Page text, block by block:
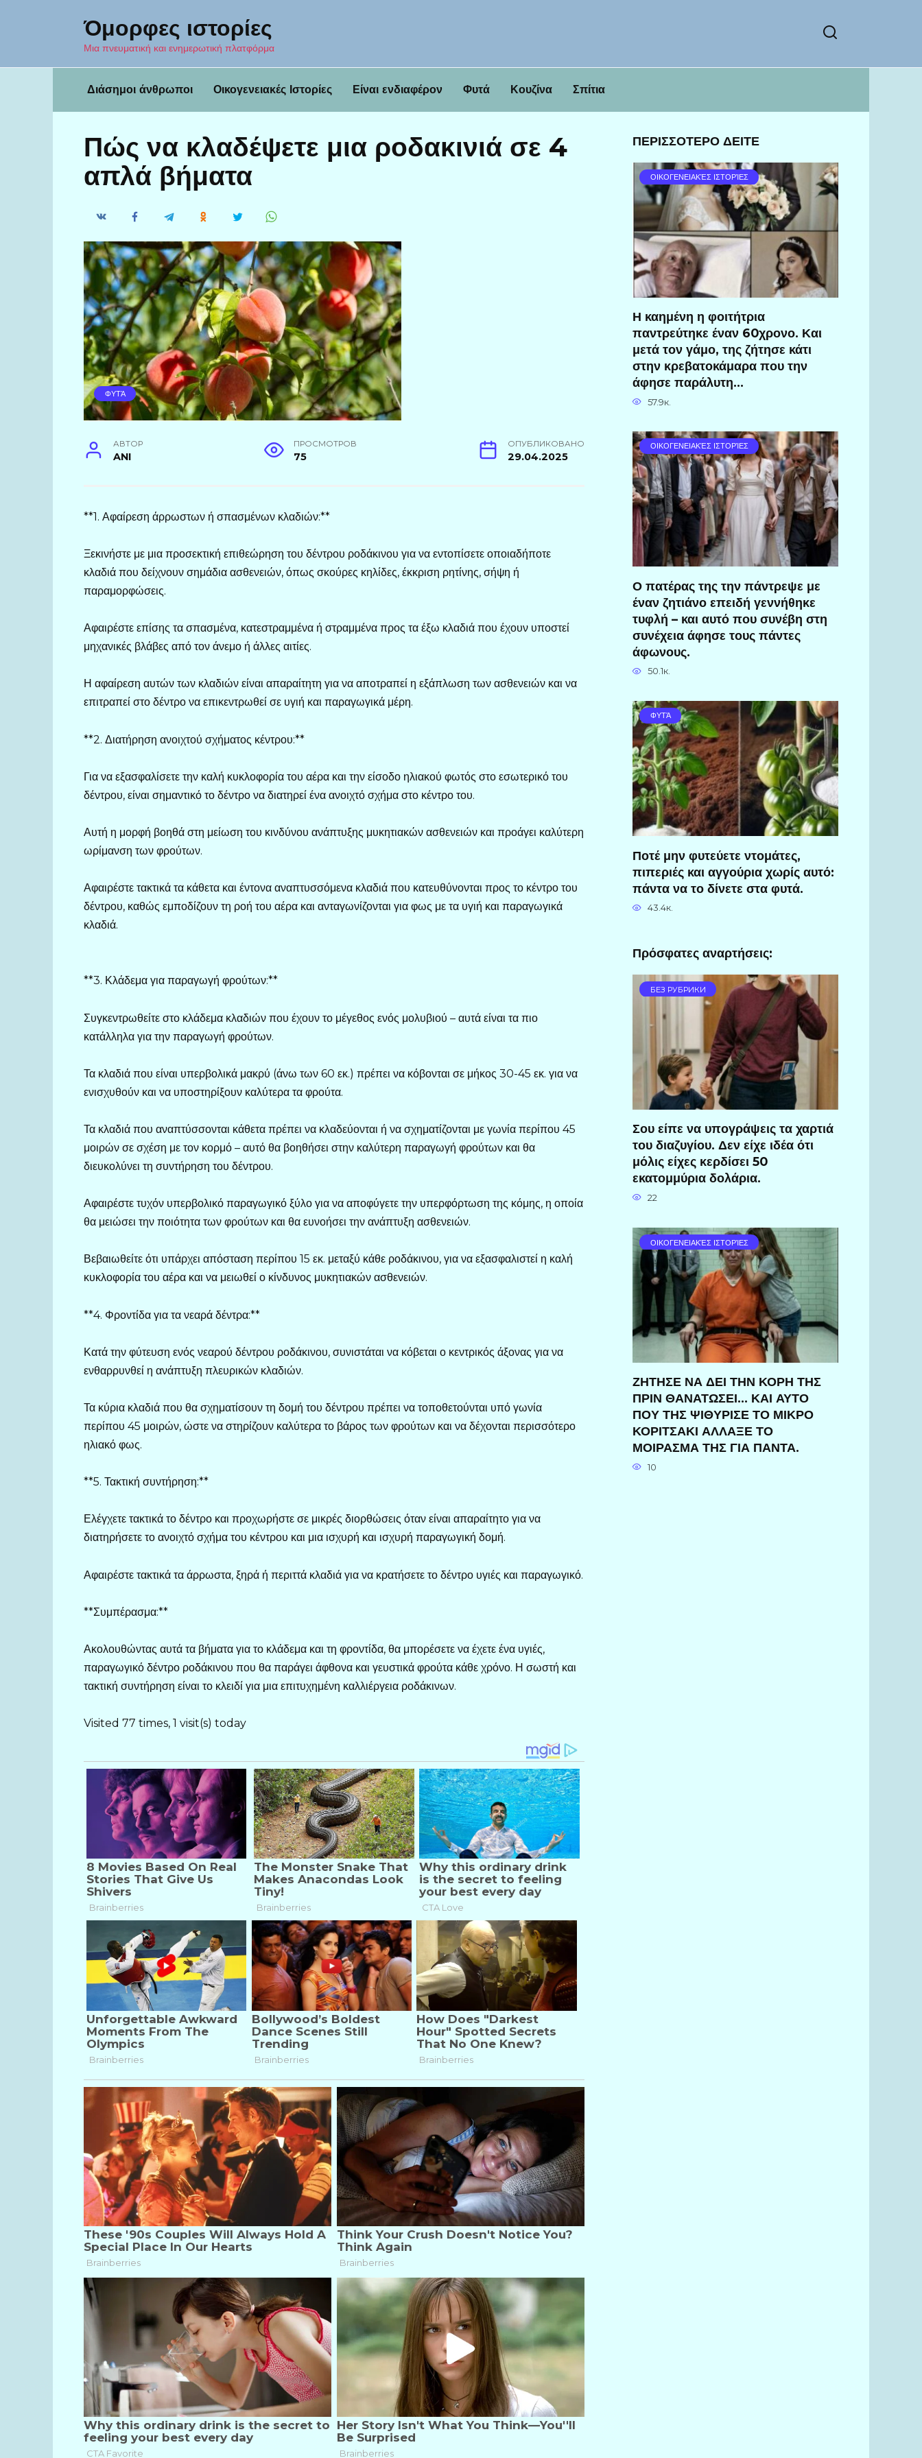
Όμορφες ιστορίες
Μια πνευματική και ενημερωτική πλατφόρμα
Διάσημοι άνθρωποι Οικογενειακές Ιστορίες Είναι ενδιαφέρον Φυτά Κουζίνα Σπίτια
Πώς να κλαδέψετε μια ροδακινιά σε 4
απλά βήματα
ΦΥΤΆ
АВТОР
ANI
ПРОСМОТРОВ
75
ОПУБЛИКОВАНО
29.04.2025
**1. Αφαίρεση άρρωστων ή σπασμένων κλαδιών:**
Ξεκινήστε με μια προσεκτική επιθεώρηση του δέντρου ροδάκινου για να εντοπίσετε οποιαδήποτε
κλαδιά που δείχνουν σημάδια ασθενειών, όπως σκούρες κηλίδες, έκκριση ρητίνης, σήψη ή
παραμορφώσεις.
Αφαιρέστε επίσης τα σπασμένα, κατεστραμμένα ή στραμμένα προς τα έξω κλαδιά που έχουν υποστεί
μηχανικές βλάβες από τον άνεμο ή άλλες αιτίες.
Η αφαίρεση αυτών των κλαδιών είναι απαραίτητη για να αποτραπεί η εξάπλωση των ασθενειών και να
επιτραπεί στο δέντρο να επικεντρωθεί σε υγιή και παραγωγικά μέρη.
**2. Διατήρηση ανοιχτού σχήματος κέντρου:**
Για να εξασφαλίσετε την καλή κυκλοφορία του αέρα και την είσοδο ηλιακού φωτός στο εσωτερικό του
δέντρου, είναι σημαντικό το δέντρο να διατηρεί ένα ανοιχτό σχήμα στο κέντρο του.
Αυτή η μορφή βοηθά στη μείωση του κινδύνου ανάπτυξης μυκητιακών ασθενειών και προάγει καλύτερη
ωρίμανση των φρούτων.
Αφαιρέστε τακτικά τα κάθετα και έντονα αναπτυσσόμενα κλαδιά που κατευθύνονται προς το κέντρο του
δέντρου, καθώς εμποδίζουν τη ροή του αέρα και ανταγωνίζονται για φως με τα υγιή και παραγωγικά
κλαδιά.
**3. Κλάδεμα για παραγωγή φρούτων:**
Συγκεντρωθείτε στο κλάδεμα κλαδιών που έχουν το μέγεθος ενός μολυβιού – αυτά είναι τα πιο
κατάλληλα για την παραγωγή φρούτων.
Τα κλαδιά που είναι υπερβολικά μακρύ (άνω των 60 εκ.) πρέπει να κόβονται σε μήκος 30-45 εκ. για να
ενισχυθούν και να υποστηρίξουν καλύτερα τα φρούτα.
Τα κλαδιά που αναπτύσσονται κάθετα πρέπει να κλαδεύονται ή να σχηματίζονται με γωνία περίπου 45
μοιρών σε σχέση με τον κορμό – αυτό θα βοηθήσει στην καλύτερη παραγωγή φρούτων και θα
διευκολύνει τη συντήρηση του δέντρου.
Αφαιρέστε τυχόν υπερβολικό παραγωγικό ξύλο για να αποφύγετε την υπερφόρτωση της κόμης, η οποία
θα μειώσει την ποιότητα των φρούτων και θα ευνοήσει την ανάπτυξη ασθενειών.
Βεβαιωθείτε ότι υπάρχει απόσταση περίπου 15 εκ. μεταξύ κάθε ροδάκινου, για να εξασφαλιστεί η καλή
κυκλοφορία του αέρα και να μειωθεί ο κίνδυνος μυκητιακών ασθενειών.
**4. Φροντίδα για τα νεαρά δέντρα:**
Κατά την φύτευση ενός νεαρού δέντρου ροδάκινου, συνιστάται να κόβεται ο κεντρικός άξονας για να
ενθαρρυνθεί η ανάπτυξη πλευρικών κλαδιών.
Τα κύρια κλαδιά που θα σχηματίσουν τη δομή του δέντρου πρέπει να τοποθετούνται υπό γωνία
περίπου 45 μοιρών, ώστε να στηρίζουν καλύτερα το βάρος των φρούτων και να δέχονται περισσότερο
ηλιακό φως.
**5. Τακτική συντήρηση:**
Ελέγχετε τακτικά το δέντρο και προχωρήστε σε μικρές διορθώσεις όταν είναι απαραίτητο για να
διατηρήσετε το ανοιχτό σχήμα του κέντρου και μια ισχυρή και ισχυρή παραγωγική δομή.
Αφαιρέστε τακτικά τα άρρωστα, ξηρά ή περιττά κλαδιά για να κρατήσετε το δέντρο υγιές και παραγωγικό.
**Συμπέρασμα:**
Ακολουθώντας αυτά τα βήματα για το κλάδεμα και τη φροντίδα, θα μπορέσετε να έχετε ένα υγιές,
παραγωγικό δέντρο ροδάκινου που θα παράγει άφθονα και γευστικά φρούτα κάθε χρόνο. Η σωστή και
τακτική συντήρηση είναι το κλειδί για μια επιτυχημένη καλλιέργεια ροδάκινων.
Visited 77 times, 1 visit(s) today
ΠΕΡΙΣΣΟΤΕΡΟ ΔΕΙΤΕ
ΟΙΚΟΓΕΝΕΙΑΚΈΣ ΙΣΤΟΡΊΕΣ
Η καημένη η φοιτήτρια
παντρεύτηκε έναν 60χρονο. Και
μετά τον γάμο, της ζήτησε κάτι
στην κρεβατοκάμαρα που την
άφησε παράλυτη…
57.9к.
ΟΙΚΟΓΕΝΕΙΑΚΈΣ ΙΣΤΟΡΊΕΣ
Ο πατέρας της την πάντρεψε με
έναν ζητιάνο επειδή γεννήθηκε
τυφλή – και αυτό που συνέβη στη
συνέχεια άφησε τους πάντες
άφωνους.
50.1к.
ΦΥΤΆ
Ποτέ μην φυτεύετε ντομάτες,
πιπεριές και αγγούρια χωρίς αυτό:
πάντα να το δίνετε στα φυτά.
43.4к.
Πρόσφατες αναρτήσεις:
БЕЗ РУБРИКИ
Σου είπε να υπογράψεις τα χαρτιά
του διαζυγίου. Δεν είχε ιδέα ότι
μόλις είχες κερδίσει 50
εκατομμύρια δολάρια.
22
ΟΙΚΟΓΕΝΕΙΑΚΈΣ ΙΣΤΟΡΊΕΣ
ΖΗΤΗΣΕ ΝΑ ΔΕΙ ΤΗΝ ΚΟΡΗ ΤΗΣ
ΠΡΙΝ ΘΑΝΑΤΩΣΕΙ… ΚΑΙ ΑΥΤΟ
ΠΟΥ ΤΗΣ ΨΙΘΥΡΙΣΕ ΤΟ ΜΙΚΡΟ
ΚΟΡΙΤΣΑΚΙ ΑΛΛΑΞΕ ΤΟ
ΜΟΙΡΑΣΜΑ ΤΗΣ ΓΙΑ ΠΑΝΤΑ.
10